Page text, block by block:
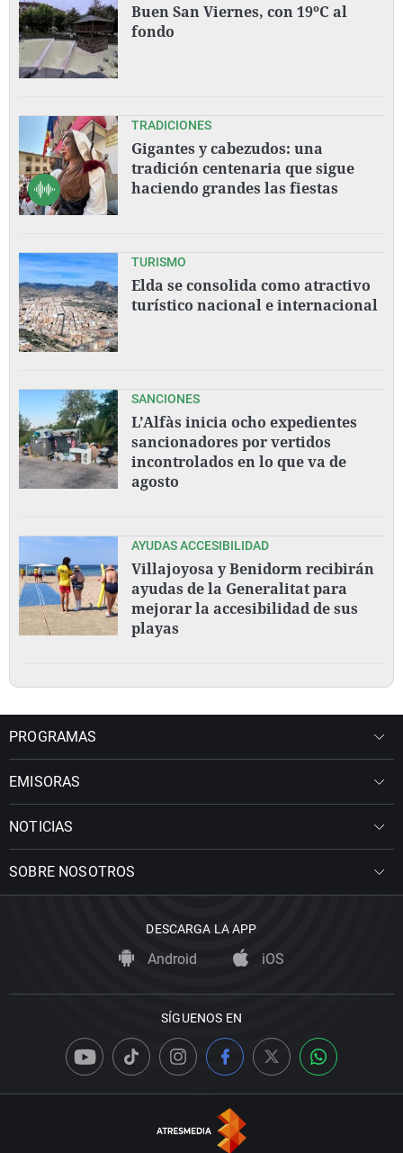
Buen San Viernes, con 19ºC al
fondo
TRADICIONES
Gigantes y cabezudos: una
tradición centenaria que sigue
haciendo grandes las fiestas
TURISMO
Elda se consolida como atractivo
turístico nacional e internacional
SANCIONES
L’Alfàs inicia ocho expedientes
sancionadores por vertidos
incontrolados en lo que va de
agosto
AYUDAS ACCESIBILIDAD
Villajoyosa y Benidorm recibirán
ayudas de la Generalitat para
mejorar la accesibilidad de sus
playas
PROGRAMAS
EMISORAS
NOTICIAS
SOBRE NOSOTROS
DESCARGA LA APP
Android iOS
SÍGUENOS EN